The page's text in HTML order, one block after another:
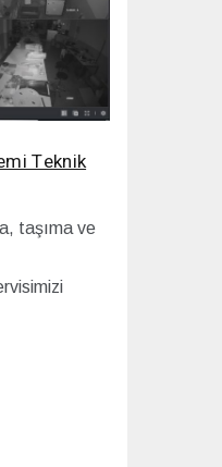
Teknik
taşıma ve